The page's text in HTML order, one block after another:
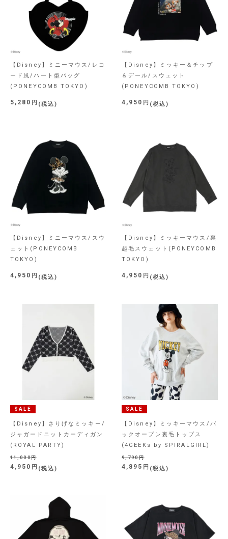
【Disney】ミニーマウス/レコ
ード風/ハート型バッグ
(PONEYCOMB TOKYO)
5,280 税込
【Disney】ミッキー＆チップ
＆デール/スウェット
(PONEYCOMB TOKYO)
4,950 税込
【Disney】ミニーマウス/スウ
ェット(PONEYCOMB
TOKYO)
4,950 税込
【Disney】ミッキーマウス/裏
起毛スウェット(PONEYCOMB
TOKYO)
4,950 税込
SALE
【Disney】さりげなミッキー/
ジャガードニットカーディガン
(ROYAL PARTY)
11,000
4,950 税込
SALE
【Disney】ミッキーマウス/バ
ックオープン裏毛トップス
(4GEEKs by SPIRALGIRL)
9,790
4,895 税込